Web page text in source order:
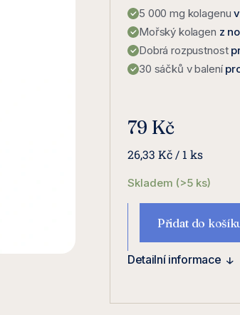
79 Kč
Měrná
26,33 Kč / 1 ks
Skladem (>5 ks)
Přidat do
5 000 mg kolagenu
Mořský kolagen z
Dobrá rozpustnost
30 sáčků v balení
Detailní informace